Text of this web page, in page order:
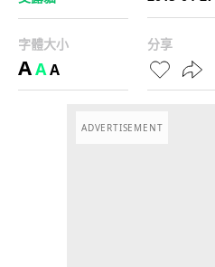
字體大小
AAA
分享
ADVERTISEMENT